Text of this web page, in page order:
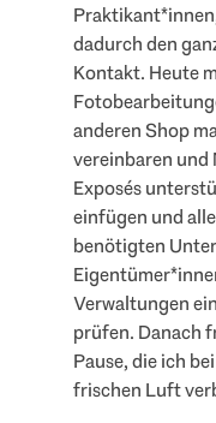
dadurch den
Kontakt. Heute
anderen Shop
vereinbaren und
Exposés
einfügen und
benötigten
Verwaltungen
prüfen. Danach
Pause, die ich
frischen Luft